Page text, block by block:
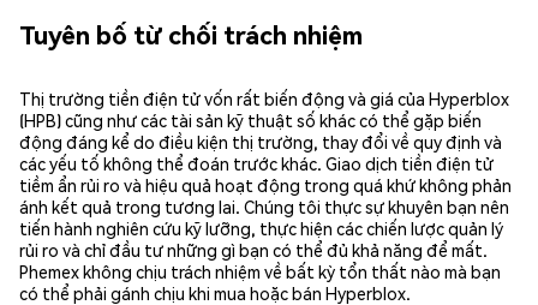
Tuyên bố từ chối trách nhiệm
Thị trường tiền điện tử vốn rất biến động và giá của Hyperblox
(HPB) cũng như các tài sản kỹ thuật số khác có thể gặp biến
động đáng kể do điều kiện thị trường, thay đổi về quy định và
các yếu tố không thể đoán trước khác. Giao dịch tiền điện tử
tiềm ẩn rủi ro và hiệu quả hoạt động trong quá khứ không phản
ánh kết quả trong tương lai. Chúng tôi thực sự khuyên bạn nên
tiến hành nghiên cứu kỹ lưỡng, thực hiện các chiến lược quản lý
rủi ro và chỉ đầu tư những gì bạn có thể đủ khả năng để mất.
Phemex không chịu trách nhiệm về bất kỳ tổn thất nào mà bạn
có thể phải gánh chịu khi mua hoặc bán Hyperblox.